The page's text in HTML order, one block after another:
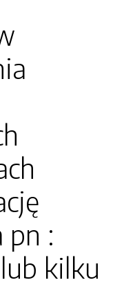
pn :
kilku